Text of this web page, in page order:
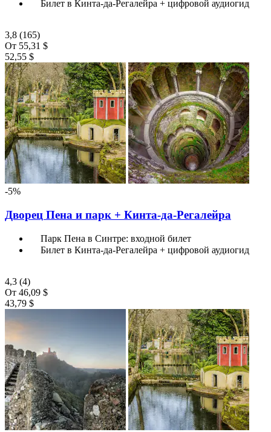
Билет в Кинта-да-Регалейра + цифровой аудиогид
3,8 (165)
От 55,31 $
52,55 $
-5%
Дворец Пена и парк + Кинта-да-Регалейра
Парк Пена в Синтре: входной билет
Билет в Кинта-да-Регалейра + цифровой аудиогид
4,3 (4)
От 46,09 $
43,79 $